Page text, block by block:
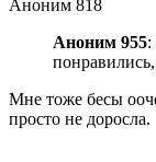
Аноним 818
Аноним 955:
Мне тоже бесы
просто не доросла.